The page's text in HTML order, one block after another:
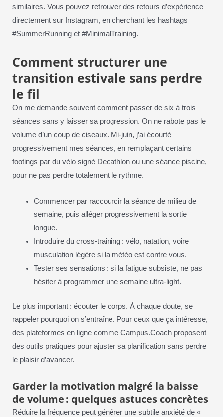
similaires. Vous pouvez retrouver des retours d’expérience
directement sur Instagram, en cherchant les hashtags
#SummerRunning et #MinimalTraining.
Comment structurer une
transition estivale sans perdre
le fil
On me demande souvent comment passer de six à trois
séances sans y laisser sa progression. On ne rabote pas le
volume d’un coup de ciseaux. Mi-juin, j’ai écourté
progressivement mes séances, en remplaçant certains
footings par du vélo signé Decathlon ou une séance piscine,
pour ne pas perdre totalement le rythme.
Commencer par raccourcir la séance de milieu de
semaine, puis alléger progressivement la sortie
longue.
Introduire du cross-training : vélo, natation, voire
musculation légère si la météo est contre vous.
Tester ses sensations : si la fatigue subsiste, ne pas
hésiter à programmer une semaine ultra-light.
Le plus important : écouter le corps. À chaque doute, se
rappeler pourquoi on s’entraîne. Pour ceux que ça intéresse,
des plateformes en ligne comme Campus.Coach proposent
des outils pratiques pour ajuster sa planification sans perdre
le plaisir d’avancer.
Garder la motivation malgré la baisse
de volume : quelques astuces concrètes
Réduire la fréquence peut générer une subtile anxiété de «